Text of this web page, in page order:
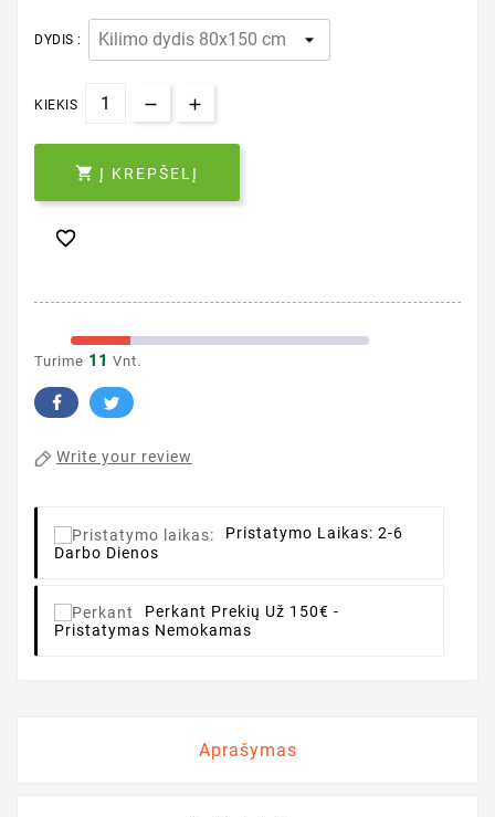
DYDIS :
KIEKIS
 Į KREPŠELĮ

Turime 11 Vnt.
Write your review
Pristatymo Laikas: 2-6
Darbo Dienos
Perkant Prekių Už 150€ -
Pristatymas Nemokamas
Aprašymas